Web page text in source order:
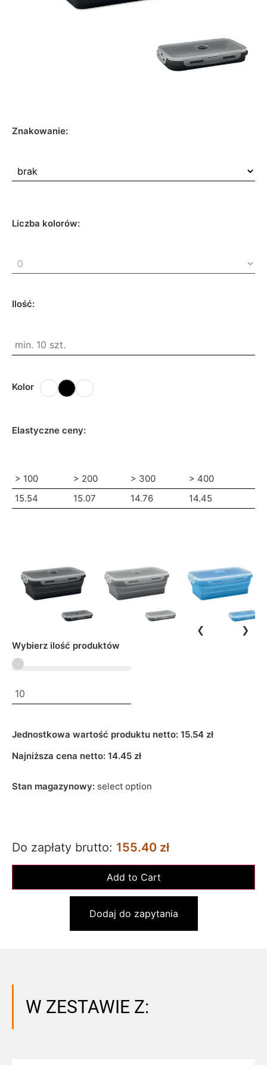
Znakowanie:
Liczba kolorów:
Ilość:
Kolor
Elastyczne ceny:
> 100 > 200 > 300
> 400
15.54
15.07 14.76 14.45
❮ ❯
Wybierz ilość produktów
Jednostkowa wartość produktu netto: 15.54 zł
Najniższa cena netto: 14.45 zł
Stan magazynowy: select option
Do zapłaty brutto: 155.40 zł
Dodaj do zapytania
W ZESTAWIE Z: